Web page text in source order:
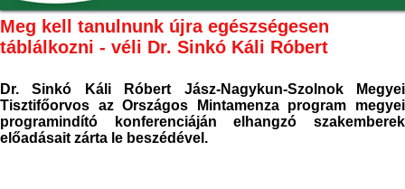
Meg kell tanulnunk újra egészségesen
táblálkozni - véli Dr. Sinkó Káli Róbert
Dr. Sinkó Káli Róbert Jász-Nagykun-Szolnok Megyei
Tisztifőorvos az Országos Mintamenza program megyei
programindító konferenciáján elhangzó szakemberek
előadásait zárta le beszédével.